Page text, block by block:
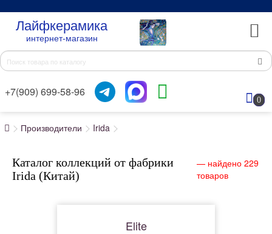
Лайфкерамика
интернет-магазин
+7(909) 699-58-96
0
Производители Irida
Каталог коллекций от фабрики
Irida (Китай)
— найдено 229
товаров
Elite